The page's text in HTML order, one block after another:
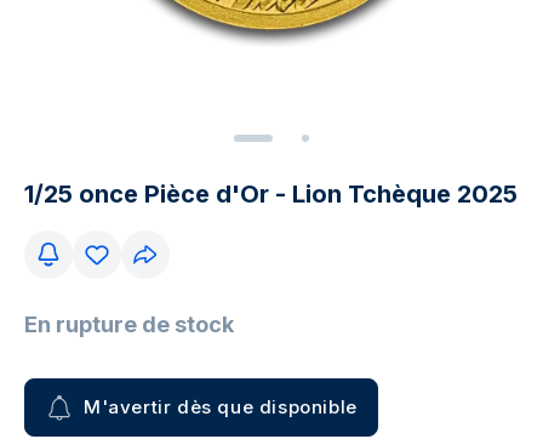
1/25 once Pièce d'Or - Lion Tchèque 2025
En rupture de stock
M'avertir dès que disponible